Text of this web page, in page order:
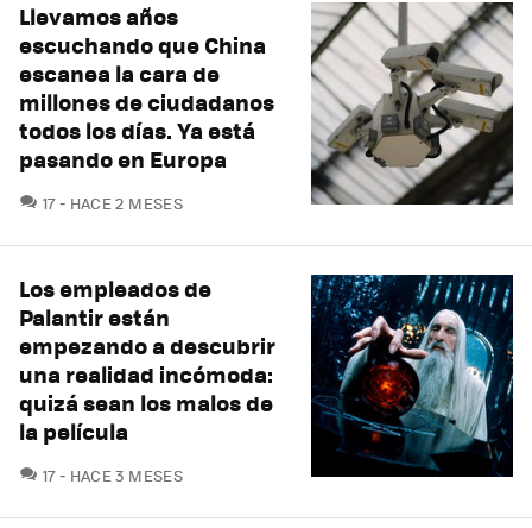
Llevamos años
escuchando que China
escanea la cara de
millones de ciudadanos
todos los días. Ya está
pasando en Europa
17COMENTARIOS
HACE 2 MESES
Los empleados de
Palantir están
empezando a descubrir
una realidad incómoda:
quizá sean los malos de
la película
17COMENTARIOS
HACE 3 MESES